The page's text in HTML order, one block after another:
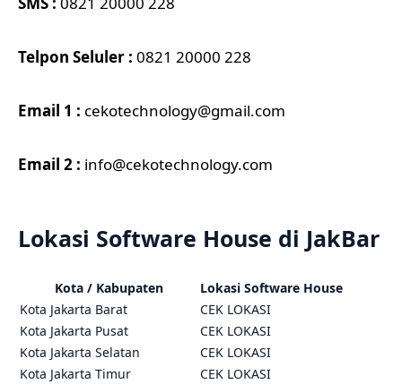
Telpon Seluler : 0821 20000 228
Email 1 : cekotechnology@gmail.com
Email 2 : info@cekotechnology.com
Lokasi Software House di JakBar
Kota / Kabupaten
Lokasi Software House
Kota Jakarta Barat
CEK LOKASI
Kota Jakarta Pusat
CEK LOKASI
Kota Jakarta Selatan
CEK LOKASI
Kota Jakarta Timur
CEK LOKASI